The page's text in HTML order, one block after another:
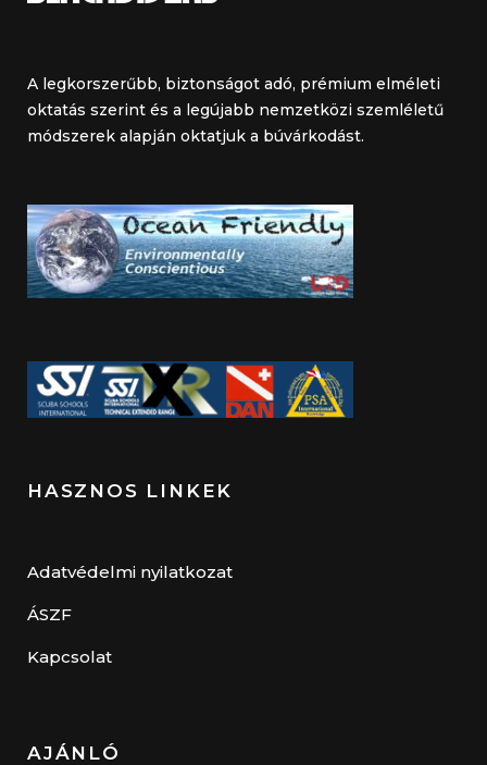
A legkorszerűbb, biztonságot adó, prémium elméleti
oktatás szerint és a legújabb nemzetközi szemléletű
módszerek alapján oktatjuk a búvárkodást.
HASZNOS LINKEK
Adatvédelmi nyilatkozat
ÁSZF
Kapcsolat
AJÁNLÓ